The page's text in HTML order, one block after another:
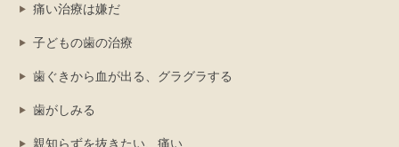
痛い治療は嫌だ
子どもの歯の治療
歯ぐきから血が出る、グラグラする
歯がしみる
親知らずを抜きたい、痛い